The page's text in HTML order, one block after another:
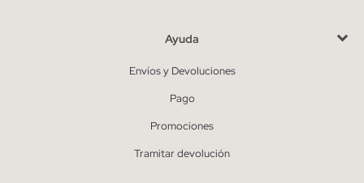
Ayuda
Envíos y Devoluciones
Pago
Promociones
Tramitar devolución